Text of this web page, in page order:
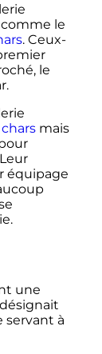
le
. Ceux-
le
charsmais
équipage
une
servant à